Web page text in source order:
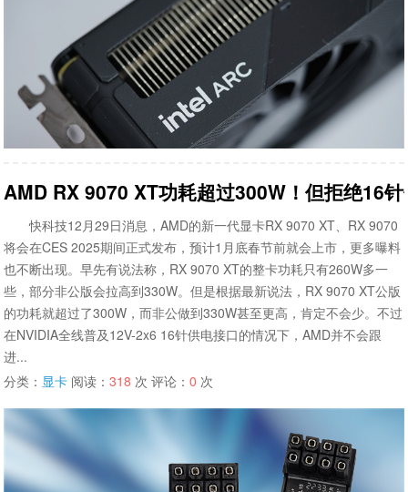
AMD RX 9070 XT功耗超过300W！但拒绝16
快科技12月29日消息，AMD的新一代显卡RX 9070 XT、RX 9070
将会在CES 2025期间正式发布，预计1月底春节前就会上市，更多曝料
也不断出现。早先有说法称，RX 9070 XT的整卡功耗只有260W多一
些，部分非公版会拉高到330W。但是根据最新说法，RX 9070 XT公版
的功耗就超过了300W，而非公做到330W甚至更高，肯定不会少。不过
在NVIDIA全线普及12V-2x6 16针供电接口的情况下，AMD并不会跟
进...
分类： 显卡 阅读：318 次 评论：0 次